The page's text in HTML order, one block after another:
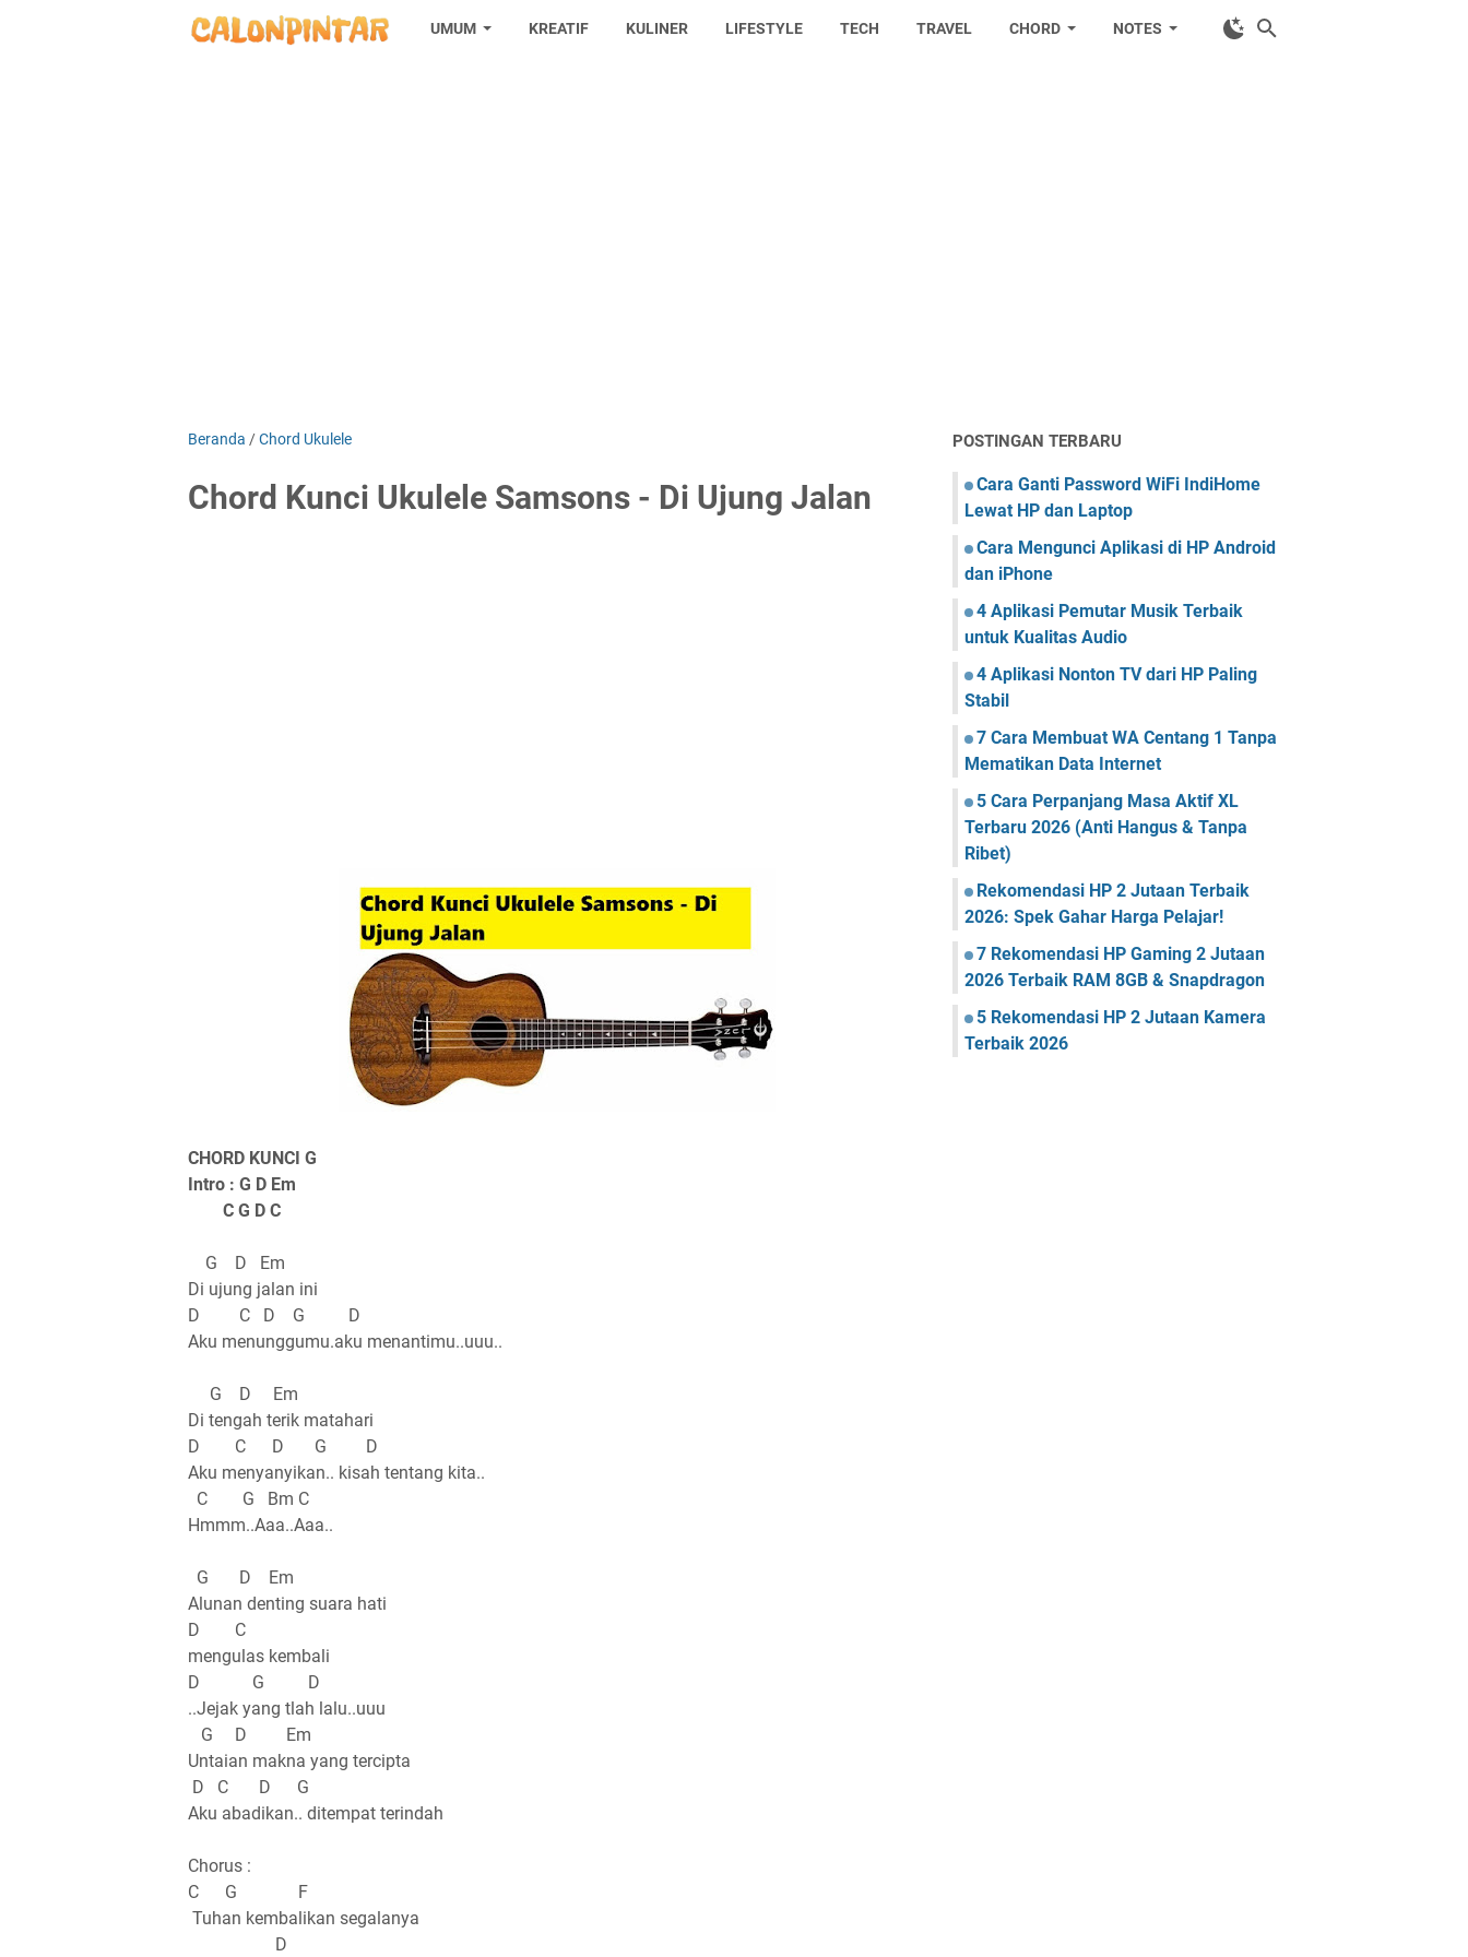
UMUM KREATIF KULINER LIFESTYLE TECH TRAVEL CHORD NOTES
Beranda /Chord Ukulele
Chord Kunci Ukulele Samsons - Di Ujung Jalan
CHORD KUNCI G
Intro : G D Em
C G D C
G D Em
Di ujung jalan ini
D C D G D
Aku menunggumu.aku menantimu..uuu..
G D Em
Di tengah terik matahari
D C D G D
Aku menyanyikan.. kisah tentang kita..
C G Bm C
Hmmm..Aaa..Aaa..
G D Em
Alunan denting suara hati
D C
mengulas kembali
D G D
..Jejak yang tlah lalu..uuu
G D Em
Untaian makna yang tercipta
D C D G
Aku abadikan.. ditempat terindah
Chorus :
C G F
Tuhan kembalikan segalanya
D
POSTINGAN TERBARU
Cara Ganti Password WiFi IndiHome
Lewat HP dan Laptop
Cara Mengunci Aplikasi di HP Android
dan iPhone
4 Aplikasi Pemutar Musik Terbaik
untuk Kualitas Audio
4 Aplikasi Nonton TV dari HP Paling
Stabil
7 Cara Membuat WA Centang 1 Tanpa
Mematikan Data Internet
5 Cara Perpanjang Masa Aktif XL
Terbaru 2026 (Anti Hangus & Tanpa
Ribet)
Rekomendasi HP 2 Jutaan Terbaik
2026: Spek Gahar Harga Pelajar!
7 Rekomendasi HP Gaming 2 Jutaan
2026 Terbaik RAM 8GB & Snapdragon
5 Rekomendasi HP 2 Jutaan Kamera
Terbaik 2026